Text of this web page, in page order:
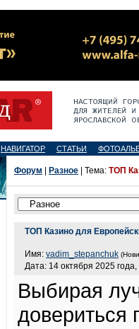
НАВИГАТОР СТАТЬИ
Форум Разное | Тема: ТОП
ТОП Казино для
Имя: vadim_stepanchuk
Дата: 14 октября 2025
Выбирая